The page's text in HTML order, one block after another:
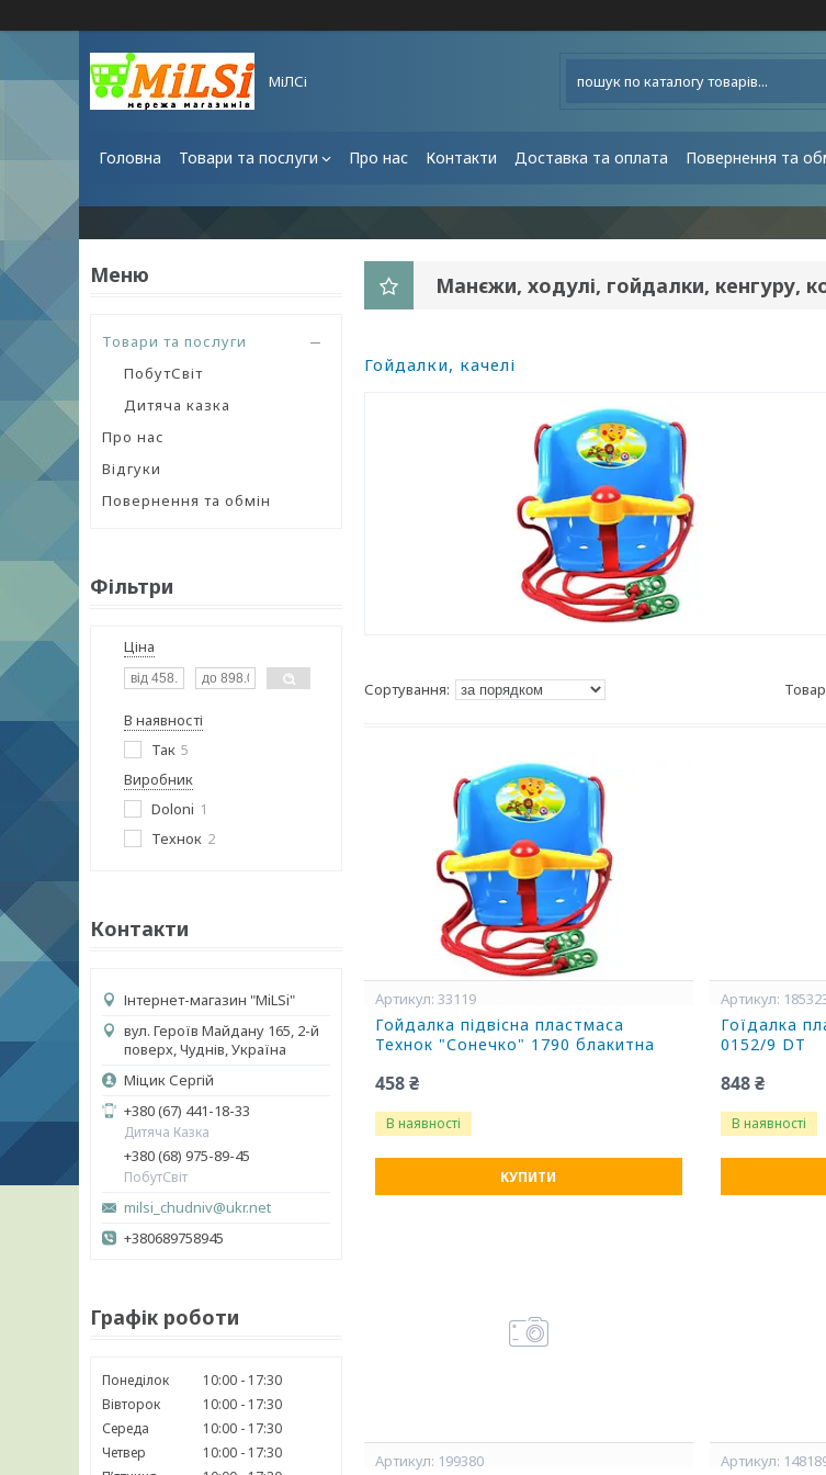
МіЛСі
Головна Товари та послуги Про нас Контакти Доставка та оплата Повернення та
Товари та послуги
ПобутСвіт
Дитяча казка
Про нас
Відгуки
Повернення та обмін
Фільтри
Ціна
В наявності
Так 5
Виробник
Doloni 1
Технок 2
Контакти
Інтернет-магазин "MiLSi"
вул. Героїв Майдану 165, 2-й
поверх, Чуднів, Україна
Міцик Сергій
+380 (67) 441-18-33
Дитяча Казка
+380 (68) 975-89-45
ПобутСвіт
milsi_chudniv@ukr.net
+380689758945
Графік роботи
Понеділок 10:00
17:30
Вівторок
10:00
17:30
Середа
10:00
17:30
Четвер
10:00
17:30
Манєжи, ходулі, гойдалки, кенгуру,
Гойдалки, качелі
33119
Гойдалка підвісна пластмаса
Технок "Сонечко" 1790 блакитна
458 ₴
В наявності
КУПИТИ
Гоїдалка
0152/9 DT
848 ₴
В наявності
199380